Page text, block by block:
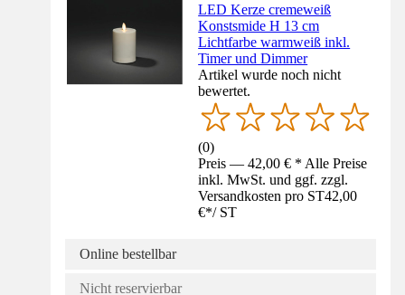
LED Kerze cremeweiß
Konstsmide H 13 cm
Lichtfarbe warmweiß inkl.
Timer und Dimmer
Artikel wurde noch nicht
bewertet.
(0)
Preis — 42,00 € * Alle Preise
inkl. MwSt. und ggf. zzgl.
Versandkosten pro ST42,00
€*/ ST
Online bestellbar
Nicht reservierbar